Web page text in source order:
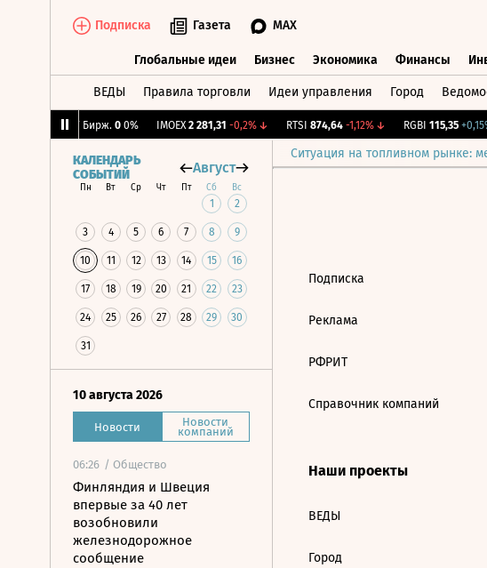
Подписка Газета MAX
Глобальные идеи Бизнес Экономика Финансы
ВЕДЫ Правила торговли Идеи управления Город
CNY Бирж. 0 0% IMOEX 2 281,31 -0,2%↓ RTSI 874,64 -1,12%↓ RGBI 115,35 +0,15%
Ситуация на топливном рынке:
КАЛЕНДАРЬ
СОБЫТИЙ
Август
Пн Вт Ср Чт Пт Сб Вс
1 2
3 4 5 6 7 8 9
10 11 12 13 14 15 16
17 18 19 20 21 22 23
24 25 26 27 28 29 30
31
10 августа 2026
Новости Новости
компаний
06:26 / Общество
Финляндия и Швеция
впервые за 40 лет
возобновили
железнодорожное
сообщение
Подписка
Реклама
РФРИТ
Справочник компаний
Наши проекты
ВЕДЫ
Город